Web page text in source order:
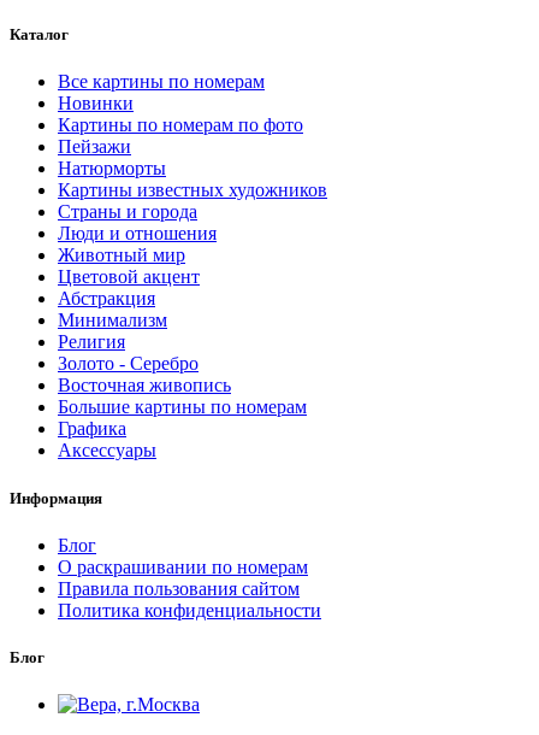
Каталог
Все картины по номерам
Новинки
Картины по номерам по фото
Пейзажи
Натюрморты
Картины известных художников
Страны и города
Люди и отношения
Животный мир
Цветовой акцент
Абстракция
Минимализм
Религия
Золото - Серебро
Восточная живопись
Большие картины по номерам
Графика
Аксессуары
Информация
Блог
О раскрашивании по номерам
Правила пользования сайтом
Политика конфиденциальности
Блог